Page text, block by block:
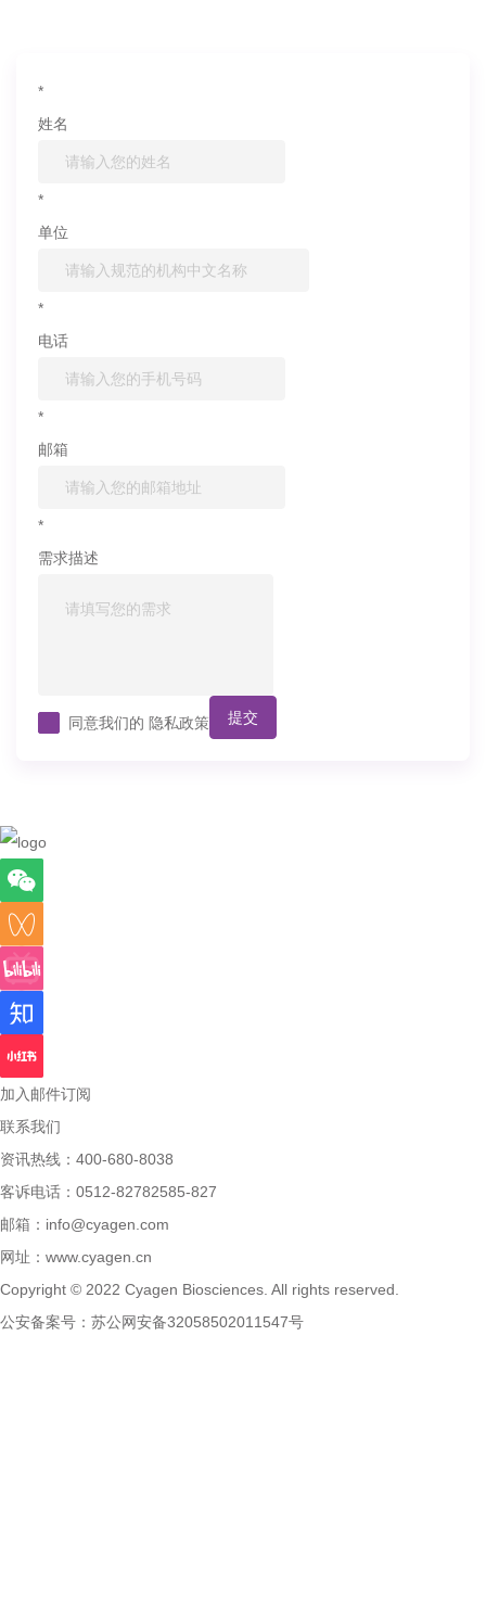
*
姓名
*
单位
*
电话
*
邮箱
*
需求描述
同意我们的 隐私政策 提交
加入邮件订阅
联系我们
资讯热线：400-680-8038
客诉电话：0512-82782585-827
邮箱： info@cyagen.com
网址： www.cyagen.cn
Copyright © 2022 Cyagen Biosciences. All rights reserved.
公安备案号： 苏公网安备32058502011547号